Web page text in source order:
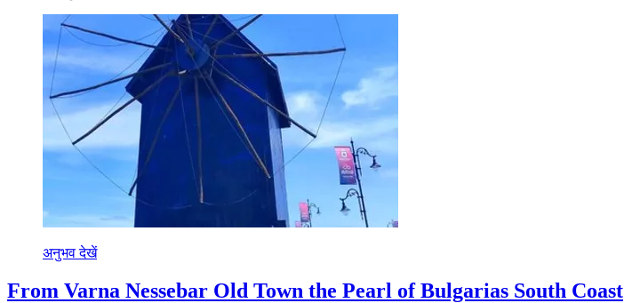
अनुभव देखें
From Varna Nessebar Old Town the Pearl of Bulgarias South Coast